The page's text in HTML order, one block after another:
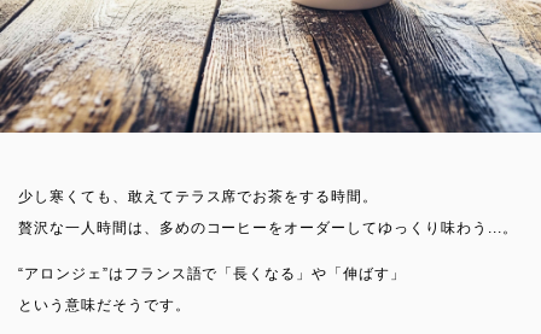
少し寒くても、敢えてテラス席でお茶をする時間。
贅沢な一人時間は、多めのコーヒーをオーダーしてゆっくり味わう...。
“アロンジェ”はフランス語で「長くなる」や「伸ばす」
という意味だそうです。